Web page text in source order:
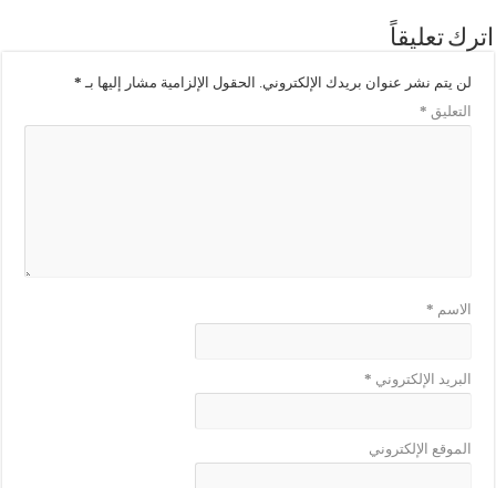
اترك تعليقاً
لن يتم نشر عنوان بريدك الإلكتروني. الحقول الإلزامية مشار إليها بـ *
التعليق *
الاسم *
البريد الإلكتروني *
الموقع الإلكتروني